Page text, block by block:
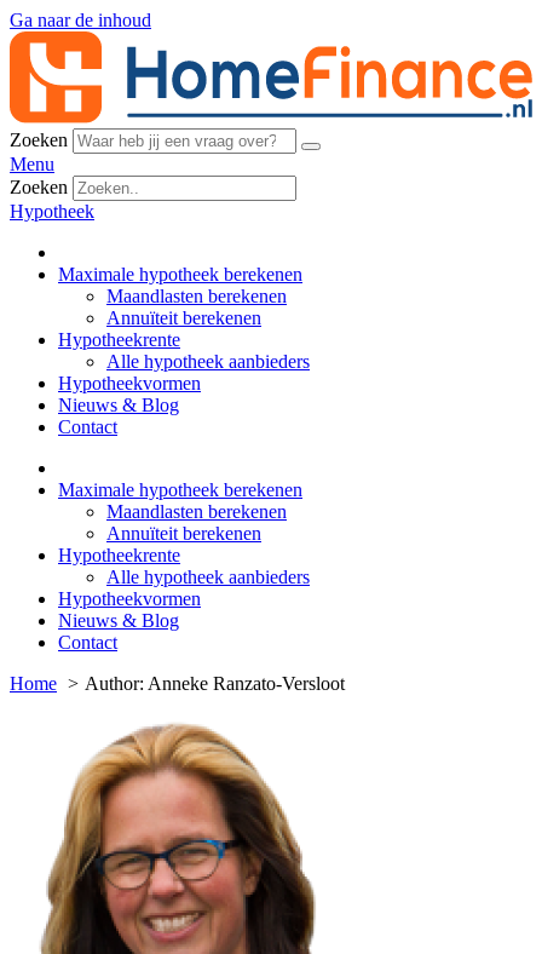
Ga naar de inhoud
Zoeken
Menu
Zoeken
Hypotheek
Maximale hypotheek berekenen
Maandlasten berekenen
Annuïteit berekenen
Hypotheekrente
Alle hypotheek aanbieders
Hypotheekvormen
Nieuws & Blog
Contact
Maximale hypotheek berekenen
Maandlasten berekenen
Annuïteit berekenen
Hypotheekrente
Alle hypotheek aanbieders
Hypotheekvormen
Nieuws & Blog
Contact
Home
Author: Anneke Ranzato-Versloot